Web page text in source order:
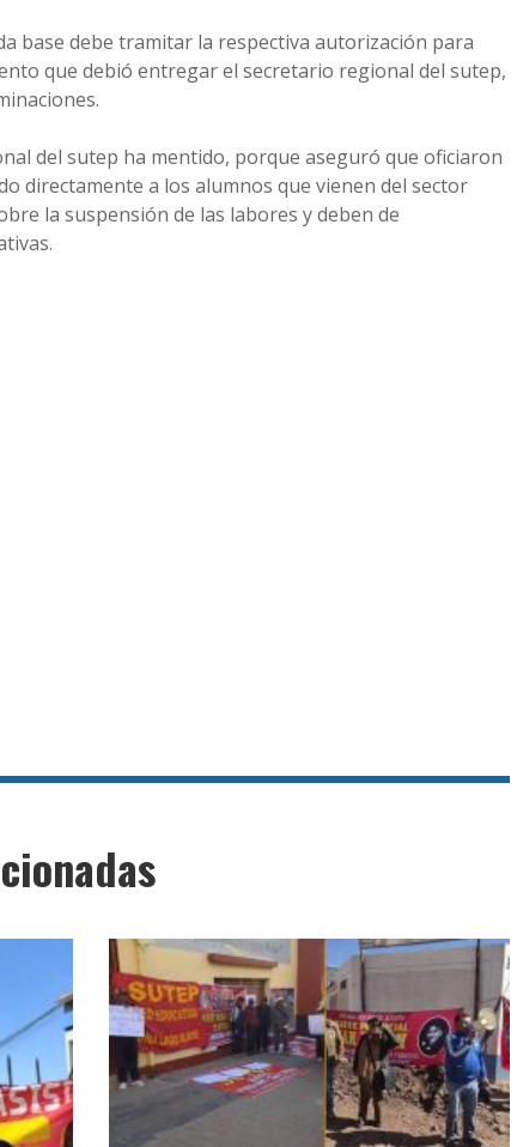
base debe tramitar la respectiva autorización para
que debió entregar el secretario regional del sutep,
del sutep ha mentido, porque aseguró que oficiaron
directamente a los alumnos que vienen del sector
la suspensión de las labores y deben de